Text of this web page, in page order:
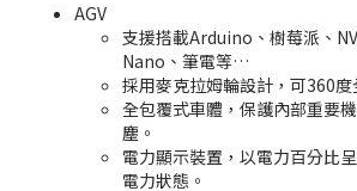
AGV
支援搭載Arduino、樹莓派、
Nano、筆電等…
採用麥克拉姆輪設計，可360度
全包覆式車體，保護內部重要
塵。
電力顯示裝置，以電力百分比
電力狀態。